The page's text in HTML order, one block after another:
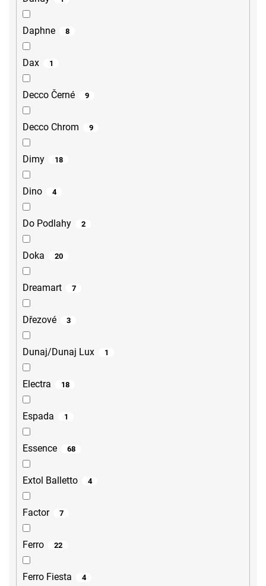
Daphne 8
Dax 1
Decco Černé 9
Decco Chrom 9
Dimy 18
Dino 4
Do Podlahy 2
Doka 20
Dreamart 7
Dřezové 3
Dunaj/Dunaj Lux 1
Electra 18
Espada 1
Essence 68
Extol Balletto 4
Factor 7
Ferro 22
Ferro Fiesta 4